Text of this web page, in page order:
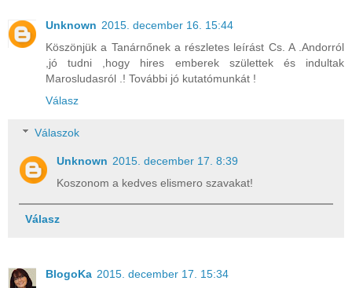
Unknown 2015. december 16. 15:44
Köszönjük a Tanárnőnek a részletes leírást Cs. A .Andorról
,jó tudni ,hogy hires emberek születtek és indultak
Marosludasról .! További jó kutatómunkát !
Válasz
Válaszok
Unknown 2015. december 17. 8:39
Koszonom a kedves elismero szavakat!
Válasz
BlogoKa 2015. december 17. 15:34